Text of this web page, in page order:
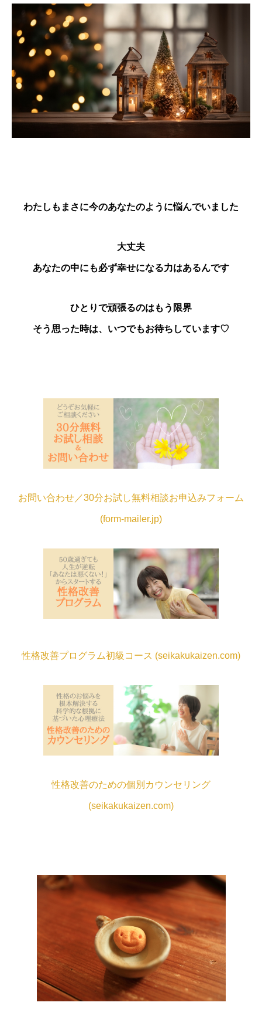
わたしもまさに今のあなたのように悩んでいました
大丈夫
あなたの中にも必ず幸せになる力はあるんです
ひとりで頑張るのはもう限界
そう思った時は、いつでもお待ちしています♡
お問い合わせ／30分お試し無料相談お申込みフォーム
(form-mailer.jp)
性格改善プログラム初級コース (seikakukaizen.com)
性格改善のための個別カウンセリング
(seikakukaizen.com)